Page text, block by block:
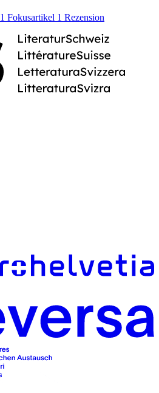
1 Fokusartikel 1 Rezension